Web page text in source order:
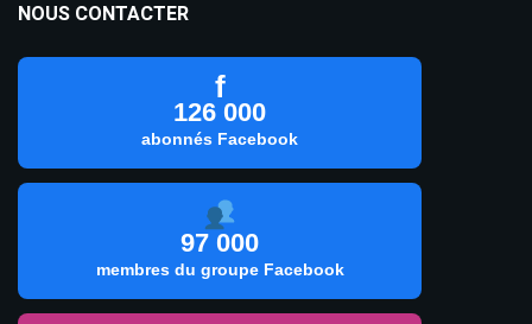
NOUS CONTACTER
f
126 000
abonnés Facebook
97 000
membres du groupe Facebook